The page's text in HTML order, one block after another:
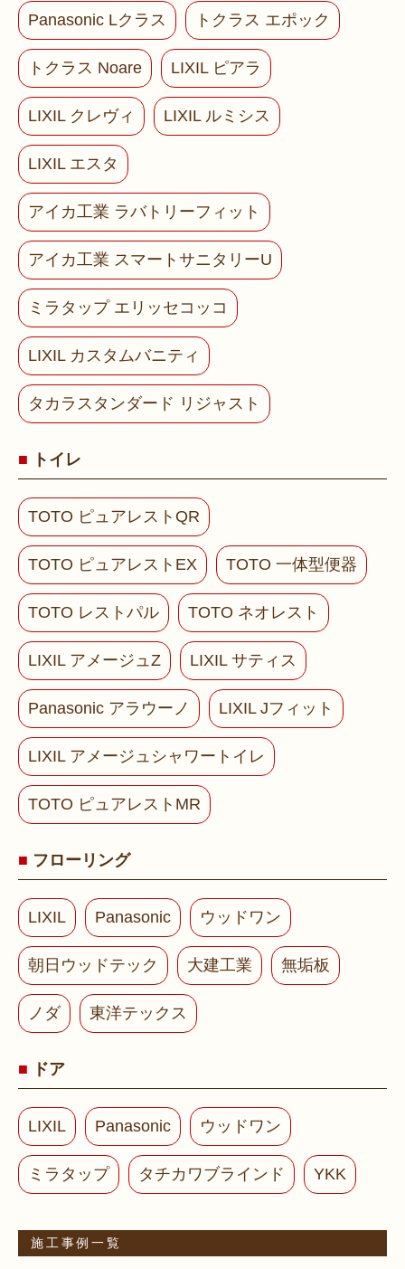
Panasonic Lクラス トクラス エポック
トクラス Noare LIXIL ピアラ
LIXIL クレヴィ LIXIL ルミシス
LIXIL エスタ
アイカ工業 ラバトリーフィット
アイカ工業 スマートサニタリーU
ミラタップ エリッセコッコ
LIXIL カスタムバニティ
タカラスタンダード リジャスト
トイレ
TOTO ピュアレストQR
TOTO ピュアレストEX TOTO 一体型便器
TOTO レストパル TOTO ネオレスト
LIXIL アメージュZ LIXIL サティス
Panasonic アラウーノ LIXIL Jフィット
LIXIL アメージュシャワートイレ
TOTO ピュアレストMR
フローリング
LIXIL Panasonic ウッドワン
朝日ウッドテック 大建工業 無垢板
ノダ 東洋テックス
ドア
LIXIL Panasonic ウッドワン
ミラタップ タチカワブラインド YKK
施工事例一覧